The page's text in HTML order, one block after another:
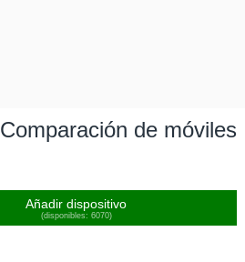
Comparación de móviles
Añadir dispositivo
(disponibles: 6070)